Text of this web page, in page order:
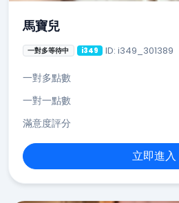
馬寶兒
一對多等待中 i349 ID: i349_301389
一對多點數
一對一點數
滿意度評分
立即進入